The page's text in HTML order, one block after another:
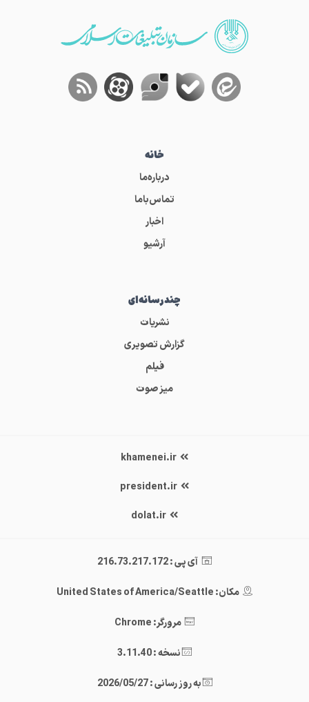
خانه
درباره‌ما
تماس‌باما
اخبار
آرشیو
چندرسانه‌ای
نشریات
گزارش تصویری
فیلم
میز صوت
khamenei.ir
president.ir
dolat.ir
آی پی : 216.73.217.172
مکان: United States of America/Seattle
مرورگر: Chrome
نسخه : 3.11.40
به روز رسانی : 2026/05/27